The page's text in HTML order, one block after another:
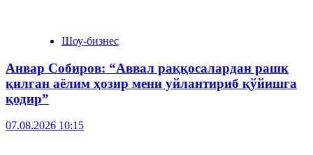
Шоу-бизнес
Анвар Собиров: “Аввал раққосалардан рашк
қилган аёлим ҳозир мени уйлантириб қўйишга
қодир”
07.08.2026 10:15